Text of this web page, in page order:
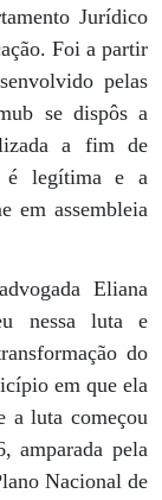
Jurídico
Foi a partir
pelas
se dispôs a
a fim de
é legítima e a
em assembleia
Eliana
nessa luta e
do
em que ela
a luta começou
amparada pela
Nacional de